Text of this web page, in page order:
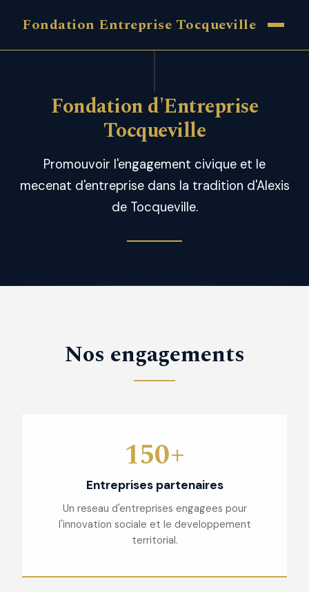
Fondation Entreprise Tocqueville
Fondation d'Entreprise
Tocqueville
Promouvoir l'engagement civique et le
mecenat d'entreprise dans la tradition d'Alexis
de Tocqueville.
Nos engagements
150+
Entreprises partenaires
Un reseau d'entreprises engagees pour
l'innovation sociale et le developpement
territorial.